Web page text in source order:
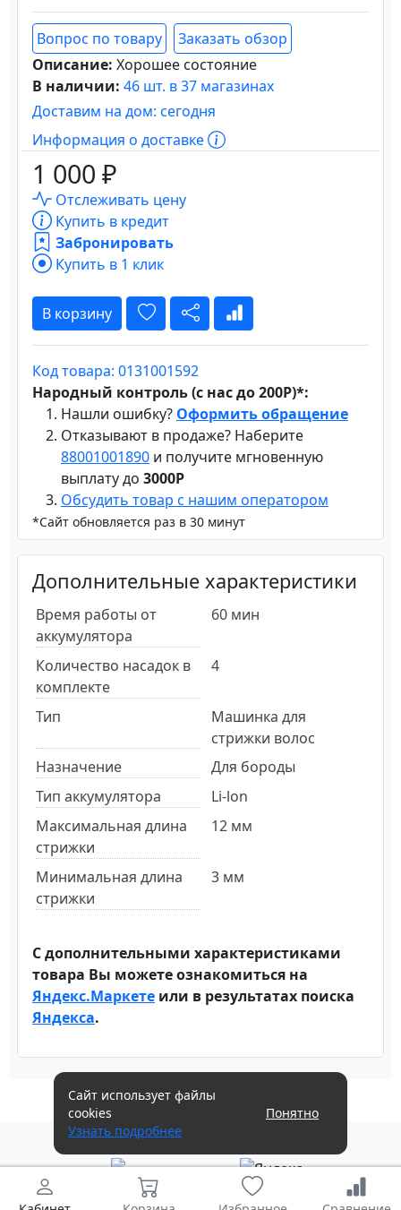
Вопрос по товару
Заказать обзор
Описание: Хорошее состояние
В наличии: 46 шт. в 37 магазинах
Доставим на дом: сегодня
Информация о доставке
1 000 ₽
Отслеживать цену
Купить в кредит
Забронировать
Купить в 1 клик
В корзину
Код товара: 0131001592
Народный контроль (с нас до 200Р)*:
Нашли ошибку? Оформить обращение
Отказывают в продаже? Наберите
88001001890 и получите мгновенную
выплату до 3000Р
Обсудить товар с нашим оператором
*Сайт обновляется раз в 30 минут
Дополнительные характеристики
Время работы от
аккумулятора
60 мин
Количество насадок в
комплекте
4
Тип
Машинка для
стрижки волос
Назначение
Для бороды
Тип аккумулятора
Li-lon
Максимальная длина
стрижки
12 мм
Минимальная длина
стрижки
3 мм
С дополнительными характеристиками
товара Вы можете ознакомиться на
Яндекс.Маркете или в результатах поиска
Яндекса.
Сайт использует файлы
cookies
Узнать подробнее
Понятно